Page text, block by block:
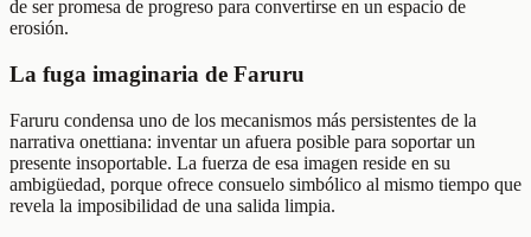
de ser promesa de progreso para convertirse en un espacio de
erosión.
La fuga imaginaria de Faruru
Faruru condensa uno de los mecanismos más persistentes de la
narrativa onettiana: inventar un afuera posible para soportar un
presente insoportable. La fuerza de esa imagen reside en su
ambigüedad, porque ofrece consuelo simbólico al mismo tiempo que
revela la imposibilidad de una salida limpia.